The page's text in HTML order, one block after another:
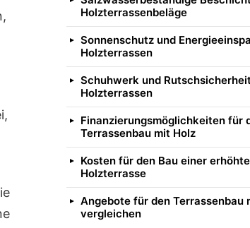
Holzterrassenbeläge
Sonnenschutz und
Holzterrassen
Schuhwerk und
Holzterrassen
Finanzierungsmöglichkeiten für
Terrassenbau mit Holz
Kosten für den Bau einer
Holzterrasse
Angebote für den Terrassenbau
vergleichen